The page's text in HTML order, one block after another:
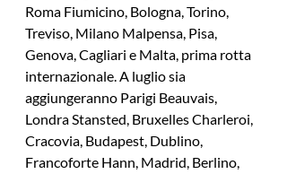
Roma Fiumicino, Bologna, Torino,
Treviso, Milano Malpensa, Pisa,
Genova, Cagliari e Malta, prima rotta
internazionale. A luglio sia
aggiungeranno Parigi Beauvais,
Londra Stansted, Bruxelles Charleroi,
Cracovia, Budapest, Dublino,
Francoforte Hann, Madrid, Berlino,